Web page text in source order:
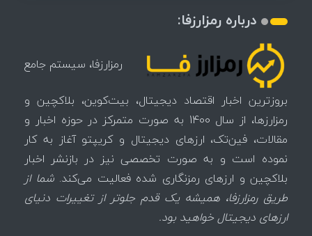
درباره رمزارزفا:
رمزارزفا، سیستم جامع
بروزترین اخبار اقتصاد دیجیتال، بیت‌کوین، بلاکچین و
رمزارزها، از سال 1400 به صورت متمرکز در حوزه اخبار و
مقالات، فین‌تک، ارزهای‌ دیجیتال و کریپتو آغاز به کار
نموده است و به صورت تخصصی نیز در بازنشر اخبار
بلاکچین و ارزهای رمزنگاری شده فعالیت می‌کند.شما از
طریق رمزارزفا، همیشه یک قدم جلوتر از تغییرات دنیای
ارزهای دیجیتال خواهید بود.